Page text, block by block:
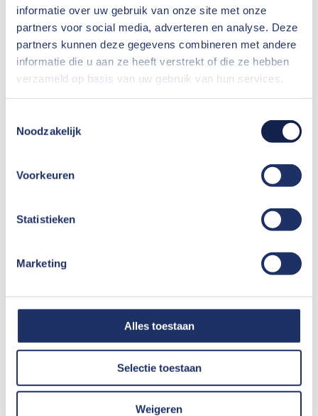
informatie over uw gebruik van onze site met onze
partners voor social media, adverteren en analyse. Deze
partners kunnen deze gegevens combineren met andere
informatie die u aan ze heeft verstrekt of die ze hebben
verzameld op basis van uw gebruik van hun services.
Noodzakelijk
Voorkeuren
Statistieken
Marketing
Alles toestaan
Selectie toestaan
Weigeren
EXPORTKRATTEN
PALLETS OP MAAT